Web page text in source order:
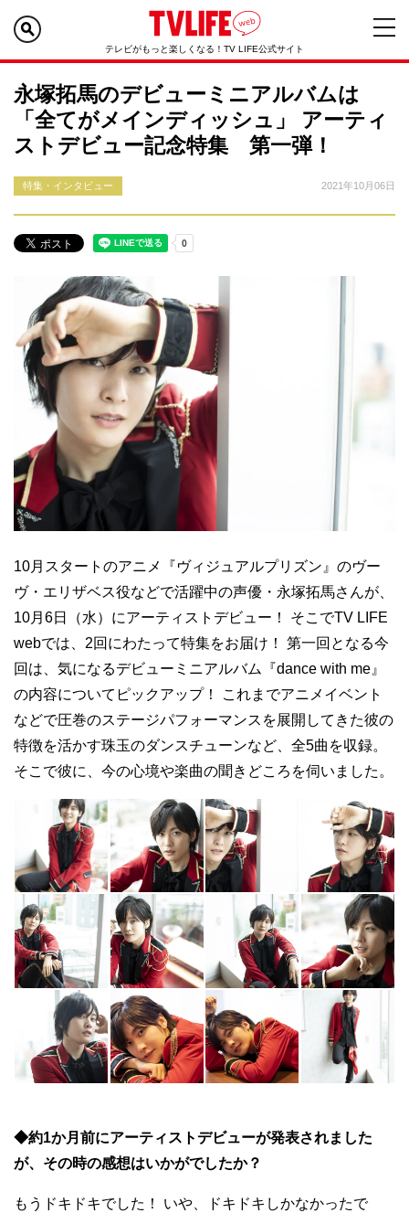
テレビがもっと楽しくなる！TV LIFE公式サイト
永塚拓馬のデビューミニアルバムは
「全てがメインディッシュ」 アーティ
ストデビュー記念特集 第一弾！
特集・インタビュー 2021年10月06日
10月スタートのアニメ『ヴィジュアルプリズン』のヴー
ヴ・エリザベス役などで活躍中の声優・永塚拓馬さんが、
10月6日（水）にアーティストデビュー！ そこでTV LIFE
webでは、2回にわたって特集をお届け！ 第一回となる今
回は、気になるデビューミニアルバム『dance with me』
の内容についてピックアップ！ これまでアニメイベント
などで圧巻のステージパフォーマンスを展開してきた彼の
特徴を活かす珠玉のダンスチューンなど、全5曲を収録。
そこで彼に、今の心境や楽曲の聞きどころを伺いました。
◆約1か月前にアーティストデビューが発表されました
が、その時の感想はいかがでしたか？
もうドキドキでした！ いや、ドキドキしかなかったで